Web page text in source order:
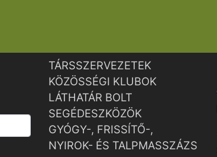
TÁRSSZERVEZETEK
KÖZÖSSÉGI KLUBOK
LÁTHATÁR BOLT
SEGÉDESZKÖZÖK
GYÓGY-, FRISSÍTŐ-,
NYIROK- ÉS TALPMASSZÁZS